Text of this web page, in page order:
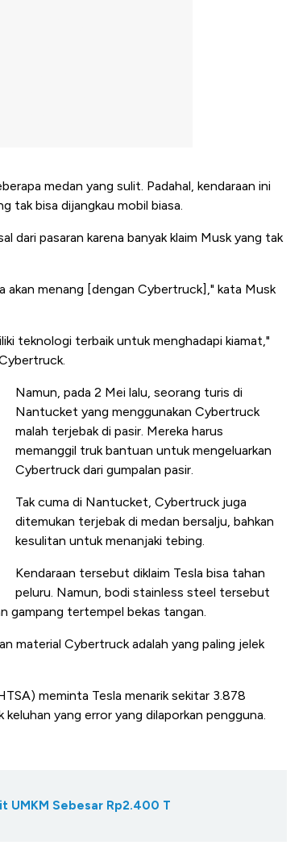
medan yang sulit. Padahal, kendaraan ini
tak bisa dijangkau mobil biasa.
dari pasaran karena banyak klaim Musk yang tak
akan menang [dengan Cybertruck]," kata Musk
teknologi terbaik untuk menghadapi kiamat,"
Namun, pada 2 Mei lalu, seorang turis di
Nantucket yang menggunakan Cybertruck
malah terjebak di pasir. Mereka harus
memanggil truk bantuan untuk mengeluarkan
Cybertruck dari gumpalan pasir.
Tak cuma di Nantucket, Cybertruck juga
ditemukan terjebak di medan bersalju, bahkan
kesulitan untuk menanjaki tebing.
Kendaraan tersebut diklaim Tesla bisa tahan
peluru. Namun, bodi stainless steel tersebut
gampang tertempel bekas tangan.
material Cybertruck adalah yang paling jelek
meminta Tesla menarik sekitar 3.878
yang error yang dilaporkan pengguna.
UMKM Sebesar Rp2.400 T
Tembaga Terbang ke Zona Berbahaya